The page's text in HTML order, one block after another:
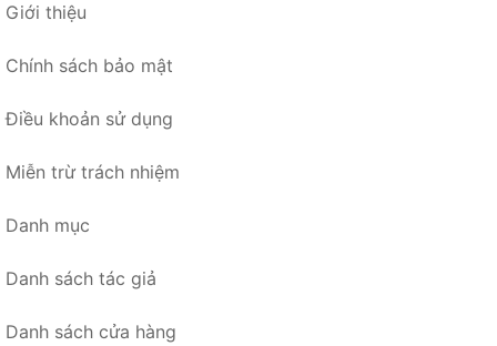
Giới thiệu
Chính sách bảo mật
Điều khoản sử dụng
Miễn trừ trách nhiệm
Danh mục
Danh sách tác giả
Danh sách cửa hàng